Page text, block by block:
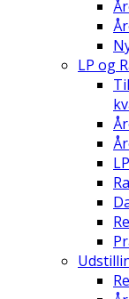
LP og